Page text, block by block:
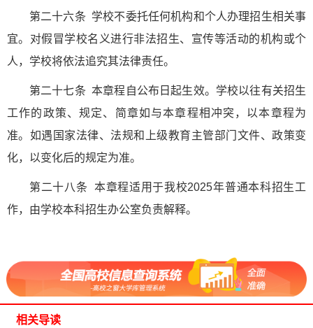
第二十六条 学校不委托任何机构和个人办理招生相关事
宜。对假冒学校名义进行非法招生、宣传等活动的机构或个
人，学校将依法追究其法律责任。
第二十七条 本章程自公布日起生效。学校以往有关招生
工作的政策、规定、简章如与本章程相冲突，以本章程为
准。如遇国家法律、法规和上级教育主管部门文件、政策变
化，以变化后的规定为准。
第二十八条 本章程适用于我校2025年普通本科招生工
作，由学校本科招生办公室负责解释。
相关导读